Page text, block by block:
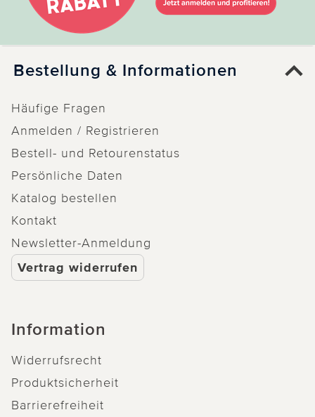
Bestellung & Informationen
Häufige Fragen
Anmelden / Registrieren
Bestell- und Retourenstatus
Persönliche Daten
Katalog bestellen
Kontakt
Newsletter-Anmeldung
Vertrag widerrufen
Information
Widerrufsrecht
Produktsicherheit
Barrierefreiheit